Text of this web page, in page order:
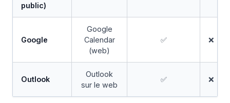
public)
Google
Google
Calendar
(web)
✅ ❌
Outlook
Outlook
sur le web
✅ ❌